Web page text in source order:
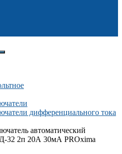
дифференциального тока
автоматический
32 2п 20А 30мА PROxima